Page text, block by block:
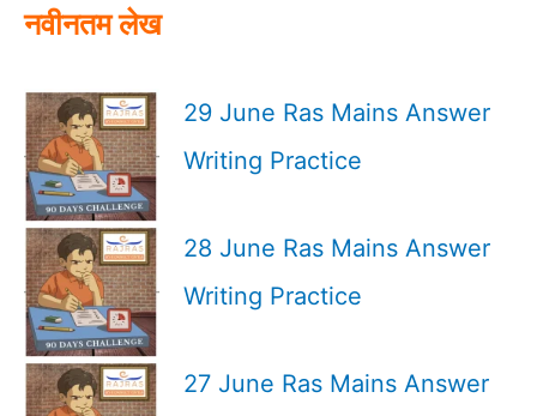
नवीनतम लेख
29 June Ras Mains Answer
Writing Practice
28 June Ras Mains Answer
Writing Practice
27 June Ras Mains Answer